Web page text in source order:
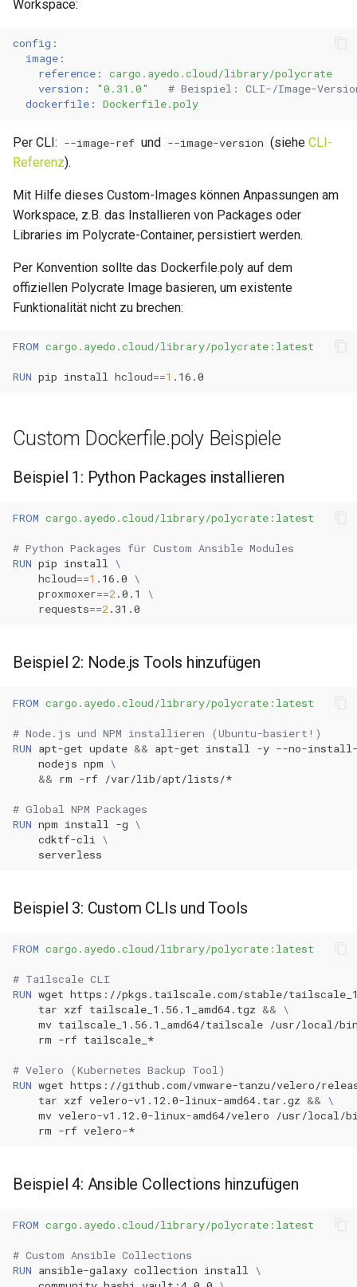
Workspace:
config :
image :
reference :
cargo.ayedo.cloud/library/polycrate
version : "0.31.0"
# Beispiel: CLI-/Image-
dockerfile : Dockerfile.poly
Per CLI: --image-ref und --image-version (siehe CLI-
Referenz).
Mit Hilfe dieses Custom-Images können Anpassungen am
Workspace, z.B. das Installieren von Packages oder
Libraries im Polycrate-Container, persistiert werden.
Per Konvention sollte das Dockerfile.poly auf dem
offiziellen Polycrate Image basieren, um existente
Funktionalität nicht zu brechen:
FROM cargo.ayedo.cloud/library/polycrate:latest
RUN pip install hcloud==1
Custom Dockerfile.poly Beispiele
Beispiel 1: Python Packages installieren
FROM cargo.ayedo.cloud/library/polycrate:latest
# Python Packages für Custom Ansible Modules
RUN pip install \
hcloud==1 .16.0 \
proxmoxer==2.0.1
\
requests==2
Beispiel 2: Node.js Tools hinzufügen
FROM cargo.ayedo.cloud/library/polycrate:latest
# Node.js und NPM installieren (Ubuntu-basiert!)
RUN apt-get update && apt-get install -y --no-install-
nodejs npm \
&& rm -rf
# Global NPM Packages
RUN npm install -g \
cdktf-cli \
Beispiel 3: Custom CLIs und Tools
FROM cargo.ayedo.cloud/library/polycrate:latest
# Tailscale CLI
RUN wget https://pkgs.tailscale.com/stable/
tar xzf tailscale_1.56.1_amd64.tgz && \
mv tailscale_1.56.1_amd64/tailscale /usr/local/
rm -rf
# Velero (Kubernetes Backup Tool)
RUN wget https://github.com/vmware-tanzu/velero/
tar xzf velero-v1.12.0-linux-amd64.tar.gz && \
mv velero-v1.12.0-linux-amd64/velero
/usr/local/
rm -rf
Beispiel 4: Ansible Collections hinzufügen
FROM cargo.ayedo.cloud/library/polycrate:latest
# Custom Ansible Collections
RUN ansible-galaxy collection install \